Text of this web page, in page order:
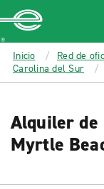
MAIN
CONTENT
Enterprise
Inicio Red de
Carolina del Sur
Alquiler de
Myrtle